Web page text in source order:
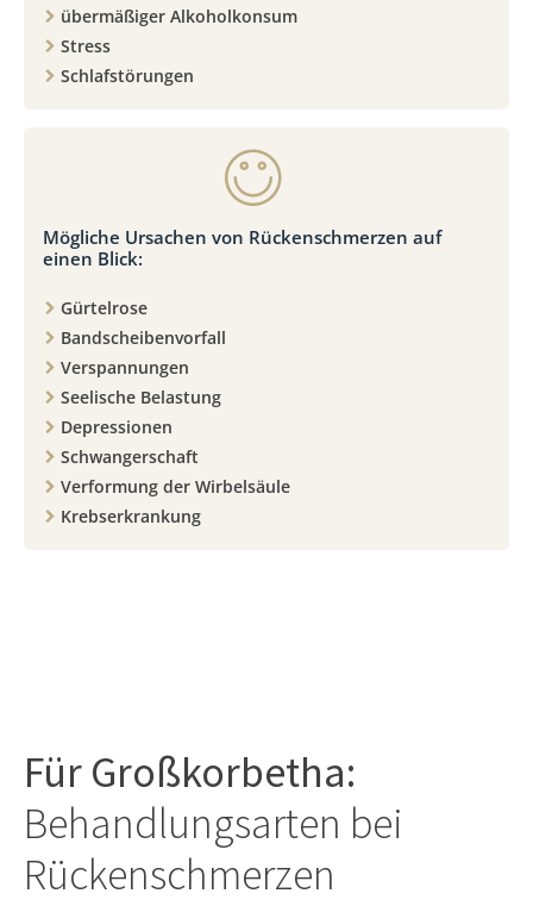
übermäßiger Alkoholkonsum
Stress
Schlafstörungen
Mögliche Ursachen von Rückenschmerzen auf
einen Blick:
Gürtelrose
Bandscheibenvorfall
Verspannungen
Seelische Belastung
Depressionen
Schwangerschaft
Verformung der Wirbelsäule
Krebserkrankung
Für Großkorbetha:
Behandlungsarten bei
Rückenschmerzen